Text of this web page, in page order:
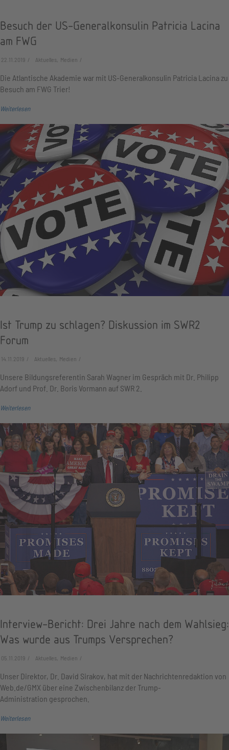
Besuch der US-Generalkonsulin Patricia Lacina
am FWG
22.11.2019 Aktuelles, Medien
Die Atlantische Akademie war mit US-Generalkonsulin Patricia Lacina zu
Besuch am FWG Trier!
Weiterlesen
Ist Trump zu schlagen? Diskussion im SWR2
Forum
14.11.2019 Aktuelles, Medien
Unsere Bildungsreferentin Sarah Wagner im Gespräch mit Dr. Philipp
Adorf und Prof. Dr. Boris Vormann auf SWR 2.
Weiterlesen
Interview-Bericht: Drei Jahre nach dem Wahlsieg:
Was wurde aus Trumps Versprechen?
05.11.2019 Aktuelles, Medien
Unser Direktor, Dr. David Sirakov, hat mit der Nachrichtenredaktion von
Web.de/GMX über eine Zwischenbilanz der Trump-
Administration gesprochen.
Weiterlesen